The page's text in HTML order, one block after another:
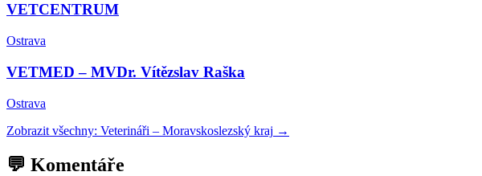
VETCENTRUM
Ostrava
VETMED – MVDr. Vítězslav Raška
Ostrava
Zobrazit všechny: Veterináři – Moravskoslezský kraj →
💬 Komentáře